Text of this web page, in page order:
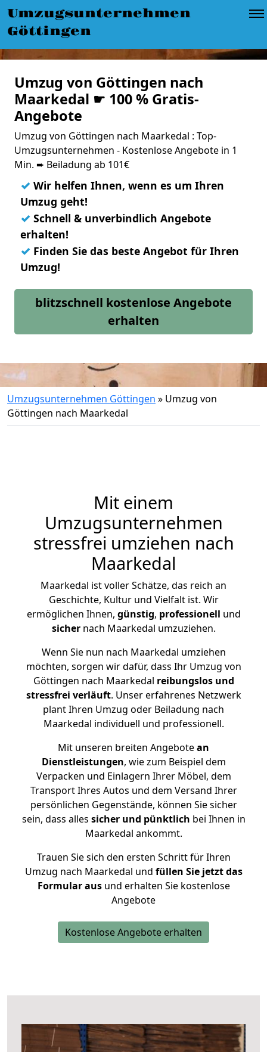
Umzugsunternehmen
Göttingen
Umzug von Göttingen nach
Maarkedal ☛ 100 % Gratis-
Angebote
Umzug von Göttingen nach Maarkedal : Top-
Umzugsunternehmen - Kostenlose Angebote in 1
Min. ➨ Beiladung ab 101€
✓ Wir helfen Ihnen, wenn es um Ihren
Umzug geht!
✓ Schnell & unverbindlich Angebote
erhalten!
✓ Finden Sie das beste Angebot für Ihren
Umzug!
blitzschnell kostenlose Angebote
erhalten
Umzugsunternehmen Göttingen » Umzug von
Göttingen nach Maarkedal
Mit einem
Umzugsunternehmen
stressfrei umziehen nach
Maarkedal
Maarkedal ist voller Schätze, das reich an
Geschichte, Kultur und Vielfalt ist. Wir
ermöglichen Ihnen, günstig, professionell und
sichernach Maarkedal umzuziehen.
Wenn Sie nun nach Maarkedal umziehen
möchten, sorgen wir dafür, dass Ihr Umzug von
Göttingen nach Maarkedal reibungslos und
stressfrei verläuft. Unser erfahrenes Netzwerk
plant Ihren Umzug oder Beiladung nach
Maarkedal individuell und professionell.
Mit unseren breiten Angebotean
Dienstleistungen, wie zum Beispiel dem
Verpacken und Einlagern Ihrer Möbel, dem
Transport Ihres Autos und dem Versand Ihrer
persönlichen Gegenstände, können Sie sicher
sein, dass alles sicher und pünktlich bei Ihnen in
Maarkedal ankommt.
Trauen Sie sich den ersten Schritt für Ihren
Umzug nach Maarkedal und füllen Sie jetzt das
Formular ausund erhalten Sie kostenlose
Angebote
Kostenlose Angebote erhalten